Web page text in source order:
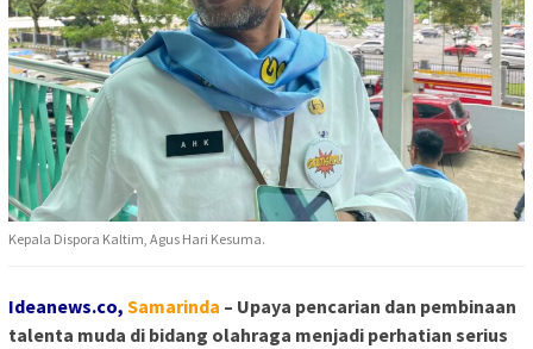
Kepala Dispora Kaltim, Agus Hari Kesuma.
Ideanews.co, Samarinda – Upaya pencarian dan pembinaan
talenta muda di bidang olahraga menjadi perhatian serius